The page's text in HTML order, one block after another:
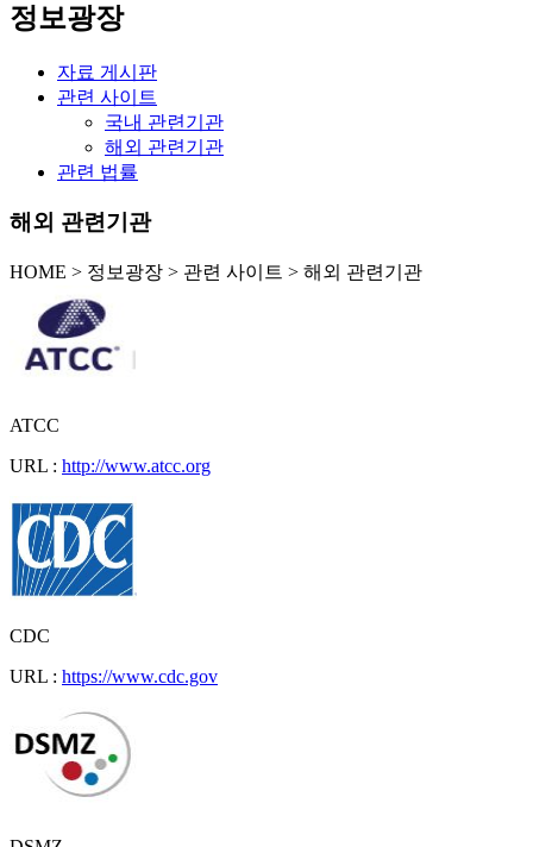
정보광장
자료 게시판
관련 사이트
국내 관련기관
해외 관련기관
관련 법률
해외 관련기관
HOME > 정보광장 > 관련 사이트 > 해외 관련기관
ATCC
URL : http://www.atcc.org
CDC
URL : https://www.cdc.gov